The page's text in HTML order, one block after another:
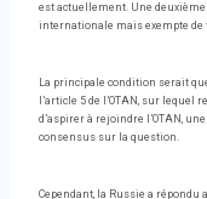
est actuellement. Une
internationale mais exempte
La principale condition serait
l’article 5 de l’OTAN, sur
d’aspirer à rejoindre l’OTAN,
consensus sur la question.
Cependant, la Russie a répondu